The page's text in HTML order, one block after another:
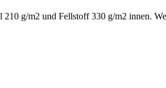
g/m2 und Fellstoff 330 g/m2 innen.